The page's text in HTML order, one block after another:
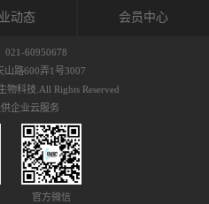
皮肤带来过度的刺激，从而引起过敏瘙
提供不需要的物质。 因此，身体所需的
合能力不仅不能发挥作用，反而会造成
境。Kinesio肌内效贴的作用，就是解
题。 KinesioTaping ® （Kinesio贴扎
的概念是空（空间），动（流动），冷
的上升），为了实现这些，贴布的质
特别地，Kinesio Medical
（Kinesio医疗贴扎）通过从皮肤表面
予适...
行轻柔的刺激，改善受影响的关节和肌
修复损伤组织的作用。对组织的营养供
和关节周围皮下组织的关节囊。 流
论加濑博士-Kinesio肌内效贴布的发明
学理论是以对日常生活产生反复影响
膜的性质为焦点。 筋膜容易受到外部
动态 会员中心
021-60950678
山路600弄1号3007
科技.All Rights Reserved
企业云服务
官方微信